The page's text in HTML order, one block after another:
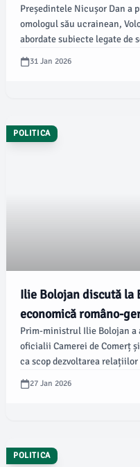
Președintele Nicușor Dan a
omologul său ucrainean,
abordate subiecte legate de
newsbucuresti.ro. Această
proiectele comune în
31 Jan 2026
POLITICA
Ilie Bolojan discută la
economică româno-
Prim-ministrul Ilie Bolojan
oficialii Camerei de Comerț
ca scop dezvoltarea
Germania. Premierul a
important partener
27 Jan 2026
POLITICA